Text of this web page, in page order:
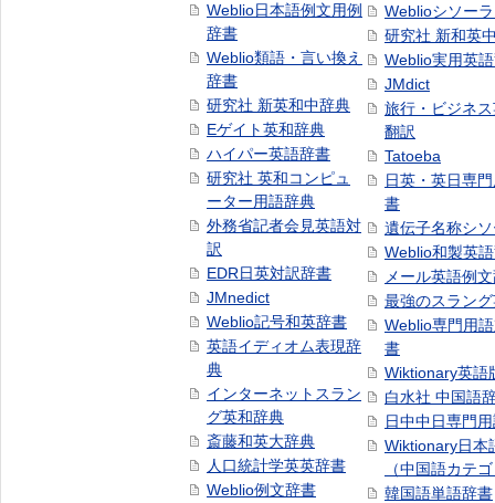
Weblio日本語例文用例
辞書
Weblio類語・言い換え
辞書
研究社 新英和中辞典
Eゲイト英和辞典
ハイパー英語辞書
研究社 英和コンピュ
ーター用語辞典
外務省記者会見英語対
訳
EDR日英対訳辞書
JMnedict
Weblio記号和英辞書
英語イディオム表現辞
典
インターネットスラン
グ英和辞典
斎藤和英大辞典
人口統計学英英辞書
Weblio例文辞書
Weblioシソー
研究社 新和英
Weblio実用英
JMdict
旅行・ビジネ
翻訳
Tatoeba
日英・英日専
書
遺伝子名称シ
Weblio和製英
メール英語例
最強のスラン
Weblio専門用
書
Wiktionary英語
白水社 中国語
日中中日専門
Wiktionary日本
（中国語カテ
韓国語単語辞書